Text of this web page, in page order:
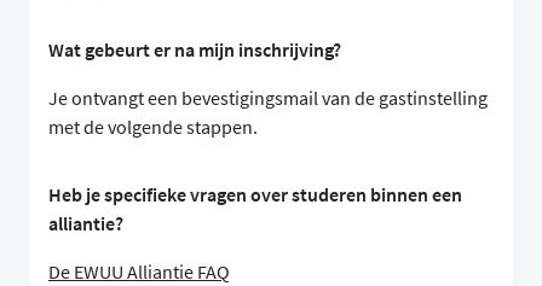
Wat gebeurt er na mijn inschrijving?
Je ontvangt een bevestigingsmail van de gastinstelling
met de volgende stappen.
Heb je specifieke vragen over studeren binnen een
alliantie?
De EWUU Alliantie FAQ